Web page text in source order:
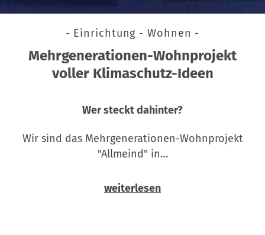
- Einrichtung - Wohnen -
Mehrgenerationen-Wohnprojekt
voller Klimaschutz-Ideen
Wer steckt dahinter?
Wir sind das Mehrgenerationen-Wohnprojekt
"Allmeind" in…
weiterlesen